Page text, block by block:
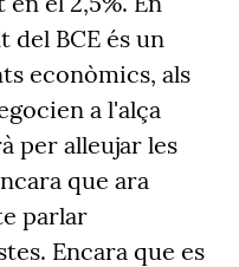
BCE és un
econòmics, als
a l'alça
per alleujar les
que ara
parlar
Encara que es